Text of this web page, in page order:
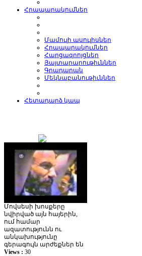
Հրապարակումներ
Մամուլի ասուլիսներ
Հրապարակումներ
Հարցազրոյցներ
Յայտարարութիւններ
Գրադարան
Մեկնաբանութիւններ
Հետադարձ կապ
Մովսեսի խոսքերը
նվիրված այն հայերին,
ում համար
ազատությունն ու
անկախությունը
գերագույն արժեքներ են
Views : 30